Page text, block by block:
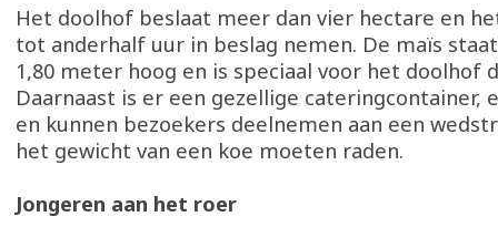
Het doolhof beslaat meer dan vier hectare en
tot anderhalf uur in beslag nemen. De maïs
1,80 meter hoog en is speciaal voor het doolhof
Daarnaast is er een gezellige cateringcontainer,
en kunnen bezoekers deelnemen aan een
het gewicht van een koe moeten raden.
Jongeren aan het roer